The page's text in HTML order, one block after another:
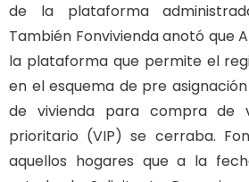
de la plataforma
También Fonvivienda anotó que
la plataforma que permite el
en el esquema de pre
de vivienda para compra de
prioritario (VIP) se cerraba.
aquellos hogares que a la